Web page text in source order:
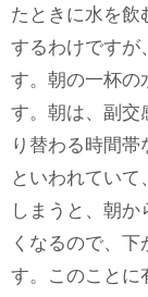
たときに水を飲
するわけですが
す。朝の一杯の
す。朝は、副交
り替わる時間
といわれてい
しまうと、朝
くなるので、
す。このことに